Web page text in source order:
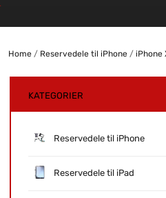
Home/ Reservedele til iPhone/ iPhone
KATEGORIER
Reservedele til iPhone
Reservedele til iPad